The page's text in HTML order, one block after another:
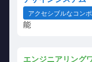
アクセシブルなコン
能
エンジニアリング